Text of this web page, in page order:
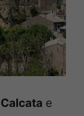
Calcata e